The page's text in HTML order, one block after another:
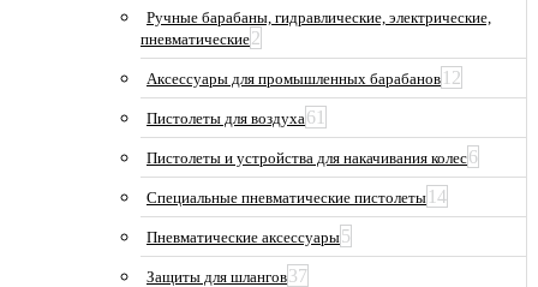
Ручные барабаны, гидравлические, электрические,
пневматические2
Аксессуары для промышленных барабанов 12
Пистолеты для воздуха 61
Пистолеты и устройства для накачивания колес6
Специальные пневматические пистолеты 14
Пневматические аксессуары5
Защиты для шлангов37